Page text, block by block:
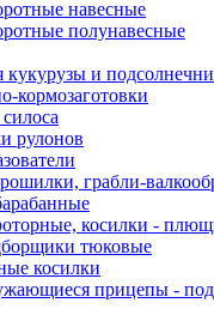
навесные
полунавесные
кукурузы и
кормозаготовки
рулонов
грабли-
косилки -
тюковые
косилки
прицепы -